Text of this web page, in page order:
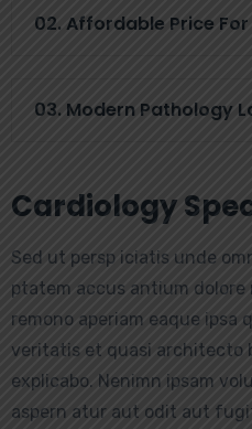
02. Affordable Price
03. Modern Pathology
Cardiology
Sed ut persp iciatis unde
ptatem accus antium
remono aperiam eaque ipsa
veritatis et quasi architecto
explicabo. Nenimn ipsam
aspern atur aut odit aut